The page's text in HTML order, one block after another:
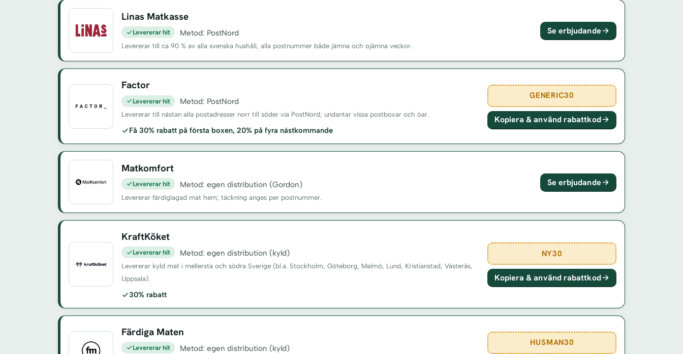
Linas Matkasse
Levererar hit Metod: PostNord
Levererar till ca 90 % av alla svenska hushåll, alla postnummer både jämna och ojämna veckor.
Se erbjudande
Factor
Levererar hit Metod: PostNord
Levererar till nästan alla postadresser norr till söder via PostNord; undantar vissa postboxar och öar.
Få 30% rabatt på första boxen, 20% på fyra nästkommande
GENERIC30
Kopiera & använd rabattkod
Matkomfort
Levererar hit Metod: egen distribution (Gordon)
Levererar färdiglagad mat hem; täckning anges per postnummer.
Se erbjudande
KraftKöket
Levererar hit Metod: egen distribution (kyld)
Levererar kyld mat i mellersta och södra Sverige (bl.a. Stockholm, Göteborg, Malmö, Lund, Kristianstad, Västerås,
Uppsala).
30% rabatt
NY30
Kopiera & använd rabattkod
Färdiga Maten
Levererar hit Metod: egen distribution (kyld)
HUSMAN30